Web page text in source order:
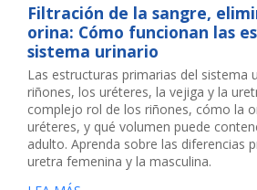
Filtración de la sangre,
orina: Cómo funcionan las
sistema urinario
Las estructuras primarias del sistema
riñones, los uréteres, la vejiga y la
complejo rol de los riñones, cómo la
uréteres, y qué volumen puede
adulto. Aprenda sobre las diferencias
uretra femenina y la masculina.